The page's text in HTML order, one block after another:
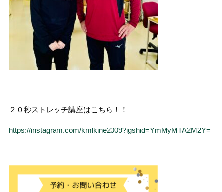
２０秒ストレッチ講座はこちら！！
https://instagram.com/kmlkine2009?igshid=YmMyMTA2M2Y=